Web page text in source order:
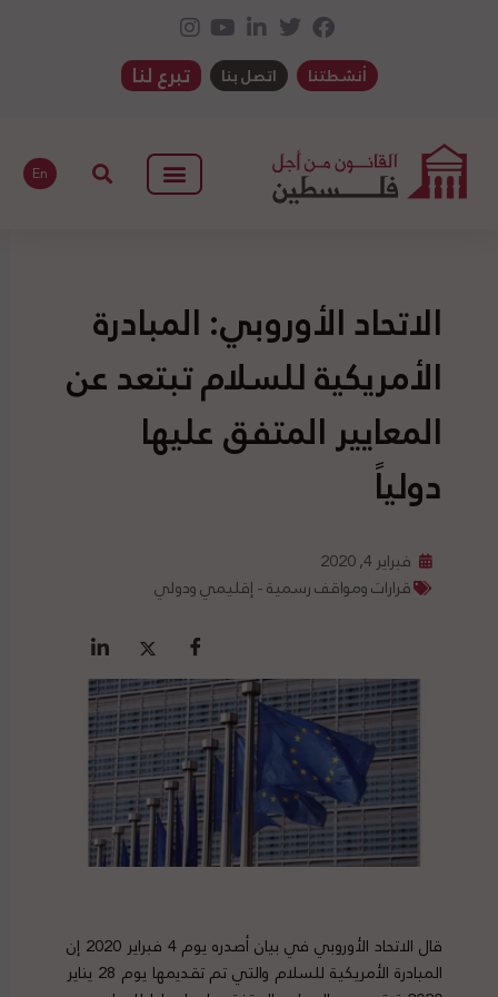
أنشطتنا اتصل بنا تبرع لنا
En
الاتحاد الأوروبي: المبادرة
الأمريكية للسلام تبتعد عن
المعايير المتفق عليها
دولياً
فبراير 4, 2020
قرارات ومواقف رسمية - إقليمي ودولي
قال الاتحاد الأوروبي في بيان أصدره يوم 4 فبراير 2020 إن
المبادرة الأمريكية للسلام والتي تم تقديمها يوم 28 يناير